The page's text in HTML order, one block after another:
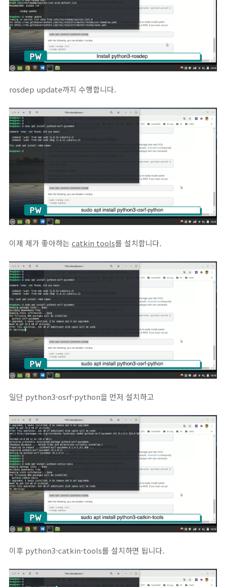
rosdep update까지 수행합니다.
이제 제가 좋아하는 catkin tools를 설치합니다.
일단 python3-osrf-python을 먼저 설치하고
이후 python3-catkin-tools를 설치하면 됩니다.